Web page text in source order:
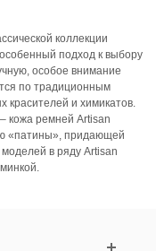
коллекции
подход к выбору
особое внимание
по традиционным
красителей и химикатов.
кожа ремней Artisan
«патины», придающей
в ряду Artisan